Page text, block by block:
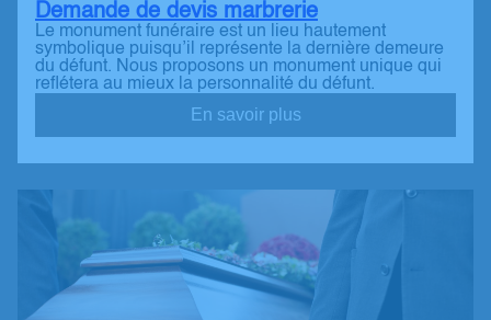
Demande de devis marbrerie
Le monument funéraire est un lieu hautement
symbolique puisqu’il représente la dernière demeure
du défunt. Nous proposons un monument unique qui
reflétera au mieux la personnalité du défunt.
En savoir plus